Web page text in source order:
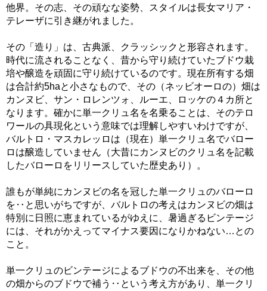
他界。その志、その頑なな姿勢、スタイルは長女マリア・
テレーザに引き継がれました。
その「造り」は、古典派、クラッシックと形容されます。
時代に流されることなく、昔から守り続けていたブドウ栽
培や醸造を頑固に守り続けているのです。現在所有する畑
は合計約5haと小さなもので、その（ネッビオーロの）畑は
カンヌビ、サン・ロレンツォ、ルーエ、ロッケの４カ所と
なります。確かに単一クリュ名を名乗ることは、そのテロ
ワールの具現化という意味では理解しやすいわけですが、
バルトロ・マスカレッロは（現在）単一クリュ名でバロー
ロは醸造していません（大昔にカンヌビのクリュ名を記載
したバローロをリリースしていた歴史あり）。
誰もが単純にカンヌビの名を冠した単一クリュのバローロ
を‥と思いがちですが、バルトロの考えはカンヌビの畑は
特別に日照に恵まれているがゆえに、暑過ぎるビンテージ
には、それがかえってマイナス要因になりかねない…との
こと。
単一クリュのビンテージによるブドウの不出来を、その他
の畑からのブドウで補う‥という考え方があり、単一クリ